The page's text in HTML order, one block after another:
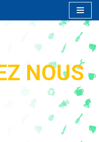
NOUS